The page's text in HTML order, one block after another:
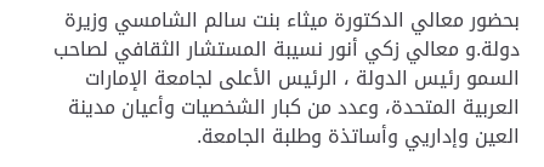
بحضور معالي الدكتورة ميثاء بنت سالم الشامسي وزيرة
دولة.و معالي زكي أنور نسيبة المستشار الثقافي لصاحب
السمو رئيس الدولة ، الرئيس الأعلى لجامعة الإمارات
العربية المتحدة، وعدد من كبار الشخصيات وأعيان مدينة
العين وإداريي وأساتذة وطلبة الجامعة.